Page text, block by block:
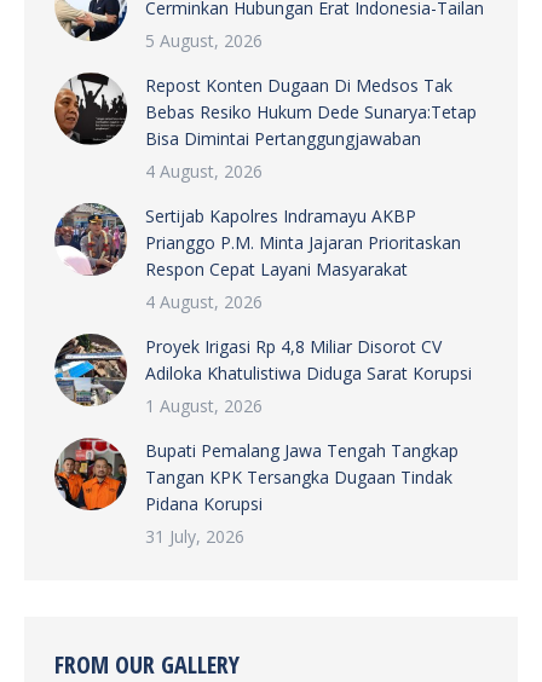
Cerminkan Hubungan Erat Indonesia-Tailan
5 August, 2026
Repost Konten Dugaan Di Medsos Tak
Bebas Resiko Hukum Dede Sunarya:Tetap
Bisa Dimintai Pertanggungjawaban
4 August, 2026
Sertijab Kapolres Indramayu AKBP
Prianggo P.M. Minta Jajaran Prioritaskan
Respon Cepat Layani Masyarakat
4 August, 2026
Proyek Irigasi Rp 4,8 Miliar Disorot CV
Adiloka Khatulistiwa Diduga Sarat Korupsi
1 August, 2026
Bupati Pemalang Jawa Tengah Tangkap
Tangan KPK Tersangka Dugaan Tindak
Pidana Korupsi
31 July, 2026
FROM OUR GALLERY